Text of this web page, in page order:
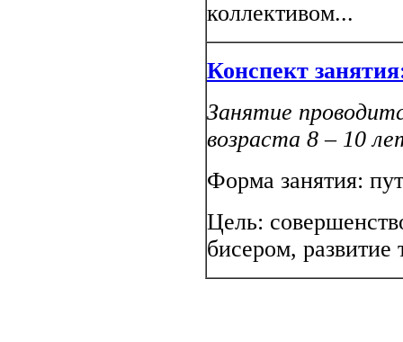
коллективом...
Конспект
Занятие
возраста 8 – 10
Форма занятия:
Цель:
бисером, развитие